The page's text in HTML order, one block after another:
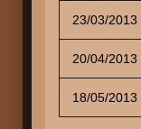
23/03/2013
20/04/2013
18/05/2013